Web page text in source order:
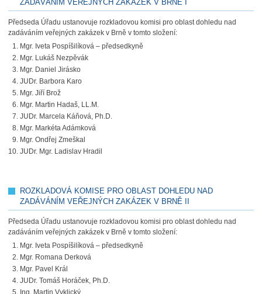
ZADÁVÁNÍM VEŘEJNÝCH ZAKÁZEK V BRNĚ I
Předseda Úřadu ustanovuje rozkladovou komisi pro oblast dohledu nad
zadáváním veřejných zakázek v Brně v tomto složení:
Mgr. Iveta Pospíšilíková – předsedkyně
Mgr. Lukáš Nezpěvák
Mgr. Daniel Jirásko
JUDr. Barbora Karo
Mgr. Jiří Brož
Mgr. Martin Hadaš, LL.M.
JUDr. Marcela Káňová, Ph.D.
Mgr. Markéta Adámková
Mgr. Ondřej Zmeškal
JUDr. Mgr. Ladislav Hradil
ROZKLADOVÁ KOMISE PRO OBLAST DOHLEDU NAD
ZADÁVÁNÍM VEŘEJNÝCH ZAKÁZEK V BRNĚ II
Předseda Úřadu ustanovuje rozkladovou komisi pro oblast dohledu nad
zadáváním veřejných zakázek v Brně v tomto složení:
Mgr. Iveta Pospíšilíková – předsedkyně
Mgr. Romana Derková
Mgr. Pavel Král
JUDr. Tomáš Horáček, Ph.D.
Ing. Martin Vyklický